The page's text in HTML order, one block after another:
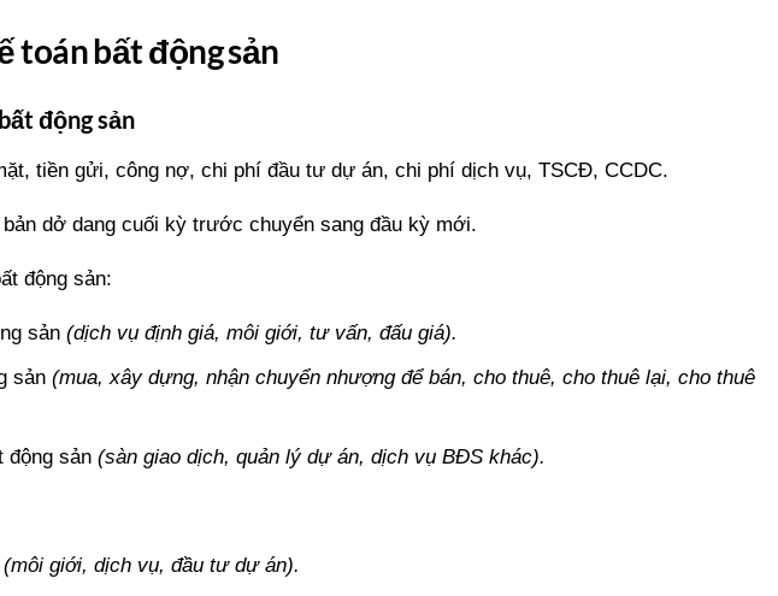
toán bất động sản
động sản
tiền gửi, công nợ, chi phí đầu tư dự án, chi phí dịch vụ, TSCĐ, CCDC.
dở dang cuối kỳ trước chuyển sang đầu kỳ mới.
động sản:
sản (dịch vụ định giá, môi giới, tư vấn, đấu giá).
sản (mua, xây dựng, nhận chuyển nhượng để bán, cho thuê, cho thuê lại, cho thuê
động sản (sàn giao dịch, quản lý dự án, dịch vụ BĐS khác).
(môi giới, dịch vụ, đầu tư dự án).